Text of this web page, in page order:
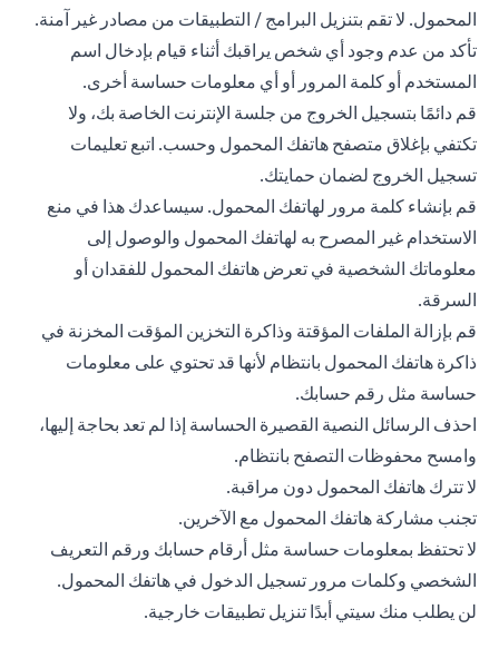
المحمول. لا تقم بتنزيل البرامج / التطبيقات من مصادر غير آمنة.
تأكد من عدم وجود أي شخص يراقبك أثناء قيام بإدخال اسم
المستخدم أو كلمة المرور أو أي معلومات حساسة أخرى.
قم دائمًا بتسجيل الخروج من جلسة الإنترنت الخاصة بك، ولا
تكتفي بإغلاق متصفح هاتفك المحمول وحسب. اتبع تعليمات
تسجيل الخروج لضمان حمايتك.
قم بإنشاء كلمة مرور لهاتفك المحمول. سيساعدك هذا في منع
الاستخدام غير المصرح به لهاتفك المحمول والوصول إلى
معلوماتك الشخصية في تعرض هاتفك المحمول للفقدان أو
السرقة.
قم بإزالة الملفات المؤقتة وذاكرة التخزين المؤقت المخزنة في
ذاكرة هاتفك المحمول بانتظام لأنها قد تحتوي على معلومات
حساسة مثل رقم حسابك.
احذف الرسائل النصية القصيرة الحساسة إذا لم تعد بحاجة إليها،
وامسح محفوظات التصفح بانتظام.
لا تترك هاتفك المحمول دون مراقبة.
تجنب مشاركة هاتفك المحمول مع الآخرين.
لا تحتفظ بمعلومات حساسة مثل أرقام حسابك ورقم التعريف
الشخصي وكلمات مرور تسجيل الدخول في هاتفك المحمول.
لن يطلب منك سيتي أبدًا تنزيل تطبيقات خارجية.